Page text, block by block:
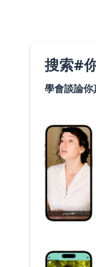
搜索#
學會談論